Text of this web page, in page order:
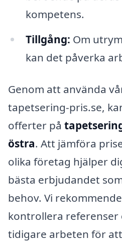
kompetens.
Tillgång: Om
kan det påverka
Genom att använda
tapetsering-pris.se,
offerter på
östra. Att jämföra
olika företag hjälper
bästa erbjudandet
behov. Vi
kontrollera referenser
tidigare arbeten för